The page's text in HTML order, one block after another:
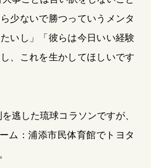
少ないで勝つっていうメンタ
いし」「彼らは今日いい経験
、これを生かしてほしいです
逃した琉球コラソンですが、
ム：浦添市民体育館でトヨタ